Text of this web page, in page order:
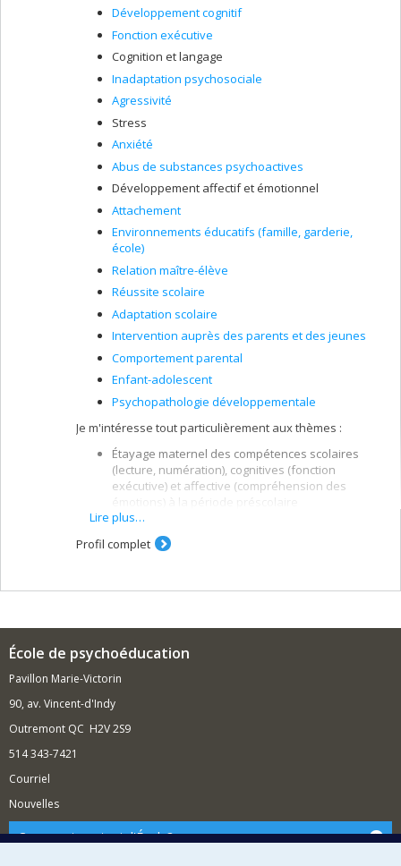
Développement cognitif
Fonction exécutive
Cognition et langage
Inadaptation psychosociale
Agressivité
Stress
Anxiété
Abus de substances psychoactives
Développement affectif et émotionnel
Attachement
Environnements éducatifs (famille, garderie,
école)
Relation maître-élève
Réussite scolaire
Adaptation scolaire
Intervention auprès des parents et des jeunes
Comportement parental
Enfant-adolescent
Psychopathologie développementale
Je m'intéresse tout particulièrement aux thèmes :
Étayage maternel des compétences scolaires
(lecture, numération), cognitives (fonction
exécutive) et affective (compréhension des
émotions) à la période préscolaire
Transition préscolaire-primaire et stress
Facteurs familiaux associés aux problèmes
l'engagement scolaire
l'école primaire
Lire plus…
Profil complet
École de psychoéducation
Pavillon Marie-Victorin
90, av. Vincent-d'Indy
Outremont QC H2V 2S9
514 343-7421
Courriel
Nouvelles
Comment soutenir l'École?